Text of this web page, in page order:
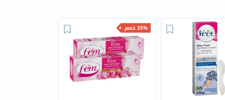
35% خصم